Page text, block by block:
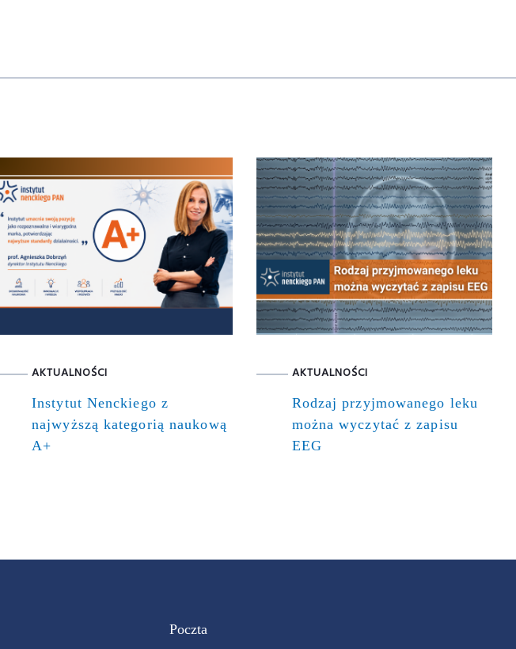
AKTUALNOŚCI
Instytut Nenckiego z
najwyższą kategorią naukową
A+
AKTUALNOŚCI
Rodzaj przyjmowanego leku
można wyczytać z zapisu
EEG
Poczta